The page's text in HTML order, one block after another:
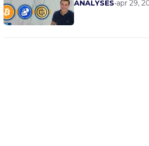
ANALYSES•apr 29,